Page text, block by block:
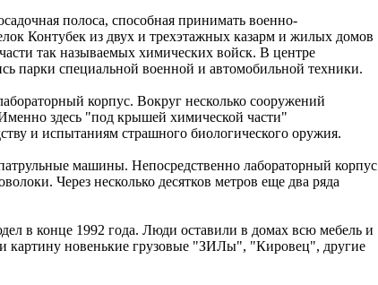
полоса, способная принимать военно-
Контубек из двух и трехэтажных казарм и жилых домов
так называемых химических войск. В центре
парки специальной военной и автомобильной техники.
корпус. Вокруг несколько сооружений
здесь "под крышей химической части"
и испытаниям страшного биологического оружия.
машины. Непосредственно лабораторный корпус
Через несколько десятков метров еще два ряда
в конце 1992 года. Люди оставили в домах всю мебель и
картину новенькие грузовые "ЗИЛы", "Кировец", другие